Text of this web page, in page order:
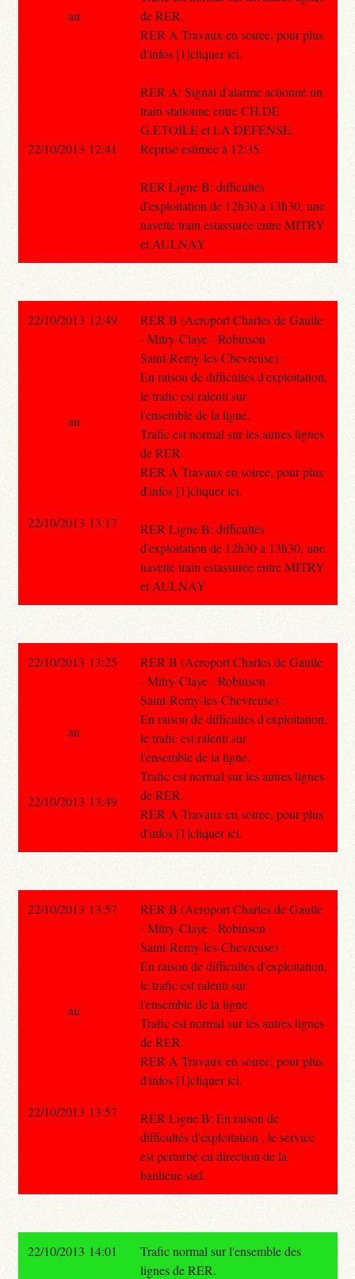
de RER.
RER A Travaux en soiree, pour plus
d'infos [1]cliquer ici.
RER A: Signal d'alarme actionné un
train stationne entre CH.DE
G.ETOILE et LA DEFENSE.
Reprise estimée à 12:35.
RER Ligne B: difficultés
d'exploitation de 12h30 à 13h30, une
navette train estassurée entre MITRY
et AULNAY
au
22/10/2013 12:41
22/10/2013 12:49
RER B (Aeroport Charles de Gaulle
- Mitry-Claye - Robinson -
Saint-Remy-les-Chevreuse) :
En raison de difficultes d'exploitation,
le trafic est ralenti sur
l'ensemble de la ligne.
Trafic est normal sur les autres lignes
de RER.
RER A Travaux en soiree, pour plus
d'infos [1]cliquer ici.
RER Ligne B: difficultés
d'exploitation de 12h30 à 13h30, une
navette train estassurée entre MITRY
et AULNAY
au
22/10/2013 13:17
22/10/2013 13:25
RER B (Aeroport Charles de Gaulle
- Mitry-Claye - Robinson -
Saint-Remy-les-Chevreuse) :
En raison de difficultes d'exploitation,
le trafic est ralenti sur
l'ensemble de la ligne.
Trafic est normal sur les autres lignes
de RER.
RER A Travaux en soiree, pour plus
d'infos [1]cliquer ici.
au
22/10/2013 13:49
22/10/2013 13:57
RER B (Aeroport Charles de Gaulle
- Mitry-Claye - Robinson -
Saint-Remy-les-Chevreuse) :
En raison de difficultes d'exploitation,
le trafic est ralenti sur
l'ensemble de la ligne.
Trafic est normal sur les autres lignes
de RER.
RER A Travaux en soiree, pour plus
d'infos [1]cliquer ici.
RER Ligne B: En raison de
difficultés d'exploitation , le service
est perturbé en direction de la
banlieue sud.
au
22/10/2013 13:57
22/10/2013 14:01
Trafic normal sur l'ensemble des
lignes de RER.